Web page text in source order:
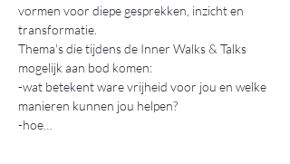
vormen voor diepe gesprekken, inzicht en
transformatie.
Thema's die tijdens de Inner Walks & Talks
mogelijk aan bod komen:
-wat betekent ware vrijheid voor jou en welke
manieren kunnen jou helpen?
-hoe…